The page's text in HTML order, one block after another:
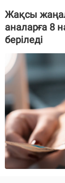
Жақсы
аналарға 8
беріледі